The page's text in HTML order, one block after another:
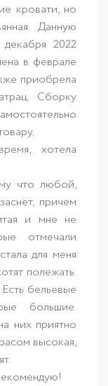
кровати, но
Данную
2022
в феврале
приобрела
Сборку
хотела
что любой,
причем
и мне не
отмечали
для меня
полежать.
бельевые
большие.
них приятно
высокая,